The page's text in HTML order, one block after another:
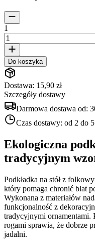
1
Do koszyka
Dostawa: 15,90 zł
Szczegóły dostawy
Darmowa dostawa od:
Czas dostawy: od 2 do
Ekologiczna
tradycyjnym
Podkładka na stół z
który pomaga chronić blat
Wykonana z materiałów
funkcjonalność z
tradycyjnymi ornamentami.
rogami sprawia, że dobrze
jadalni.